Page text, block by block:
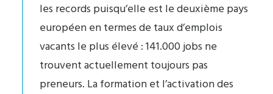
les records puisqu’elle est le deuxième pays
européen en termes de taux d’emplois
vacants le plus élevé : 141.000 jobs ne
trouvent actuellement toujours pas
preneurs. La formation et l’activation des